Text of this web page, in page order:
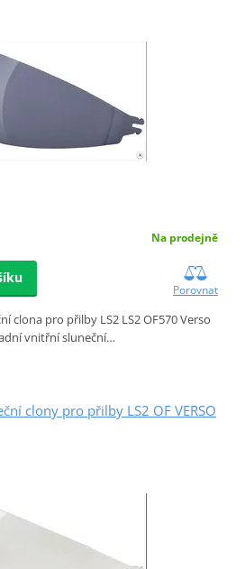
Na prodejně
Porovnat
clona pro přilby LS2 LS2 OF570 Verso
vnitřní sluneční…
clony pro přilby LS2 OF VERSO